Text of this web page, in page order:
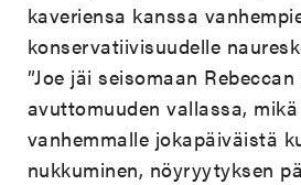
kaveriensa kanssa
konservatiivisuudelle
”Joe jäi seisomaan
avuttomuuden vallassa,
vanhemmalle jokapäiväistä
nukkuminen, nöyryytyksen